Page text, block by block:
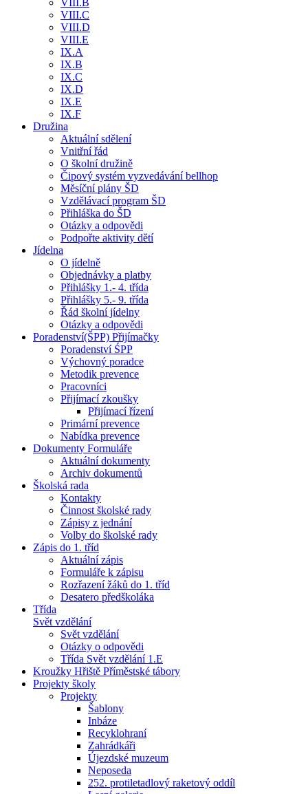
VIII.B
VIII.C
VIII.D
VIII.E
IX.A
IX.B
IX.C
IX.D
IX.E
IX.F
Družina
Aktuální sdělení
Vnitřní řád
O školní družině
Čipový systém vyzvedávání bellhop
Měsíční plány ŠD
Vzdělávací program ŠD
Přihláška do ŠD
Otázky a odpovědi
Podpořte aktivity dětí
Jídelna
O jídelně
Objednávky a platby
Přihlášky 1.- 4. třída
Přihlášky 5.- 9. třída
Řád školní jídelny
Otázky a odpovědi
Poradenství(ŠPP) Přijímačky
Poradenství ŚPP
Výchovný poradce
Metodik prevence
Pracovníci
Přijímací zkoušky
Přijímací řízení
Primární prevence
Nabídka prevence
Dokumenty Formuláře
Aktuální dokumenty
Archiv dokumentů
Školská rada
Kontakty
Činnost školské rady
Zápisy z jednání
Volby do školské rady
Zápis do 1. tříd
Aktuální zápis
Formuláře k zápisu
Rozřazení žáků do 1. tříd
Desatero předškoláka
Třída
Svět vzdělání
Svět vzdělání
Otázky o odpovědi
Třída Svět vzdělání 1.E
Kroužky Hřiště Příměstské tábory
Projekty školy
Projekty
Šablony
Inbáze
Recyklohraní
Zahrádkáři
Újezdské muzeum
Neposeda
252. protiletadlový raketový oddíl